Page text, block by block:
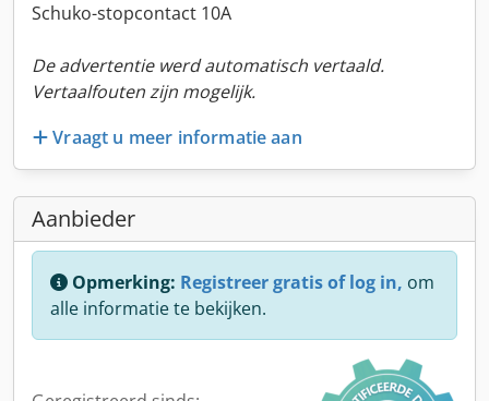
Schuko-stopcontact 10A
De advertentie werd automatisch vertaald.
Vertaalfouten zijn mogelijk.
Vraagt u meer informatie aan
Aanbieder
Opmerking: Registreer gratis of log in, om
alle informatie te bekijken.